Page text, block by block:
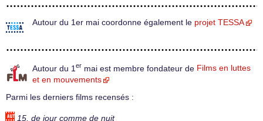
Autour du 1er mai coordonne également le projet TESSA
Autour du 1 er mai est membre fondateur de Films en luttes
et en mouvements
Parmi les derniers films recensés :
15, de jour comme de nuit